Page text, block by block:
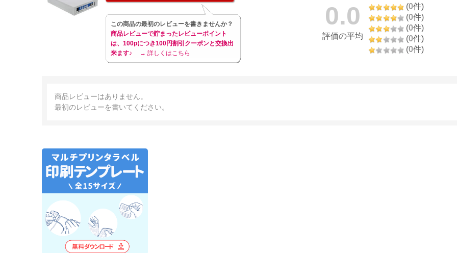
0.0
評価の平均
(0件)
(0件)
(0件)
(0件)
(0件)
この商品の最初のレビューを書きませんか？
商品レビューで貯まったレビューポイント
は、100pにつき100円割引クーポンと交換出
来ます♪
→ 詳しくはこちら
商品レビューはありません。
最初のレビューを書いてください。